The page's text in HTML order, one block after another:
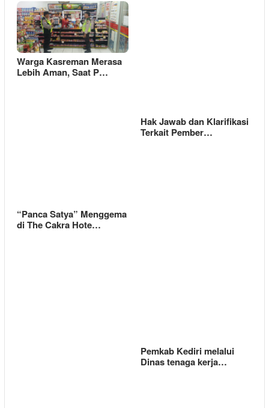
Warga Kasreman Merasa
Lebih Aman, Saat P…
Hak Jawab dan Klarifikasi
Terkait Pember…
“Panca Satya” Menggema
di The Cakra Hote…
Pemkab Kediri melalui
Dinas tenaga kerja…